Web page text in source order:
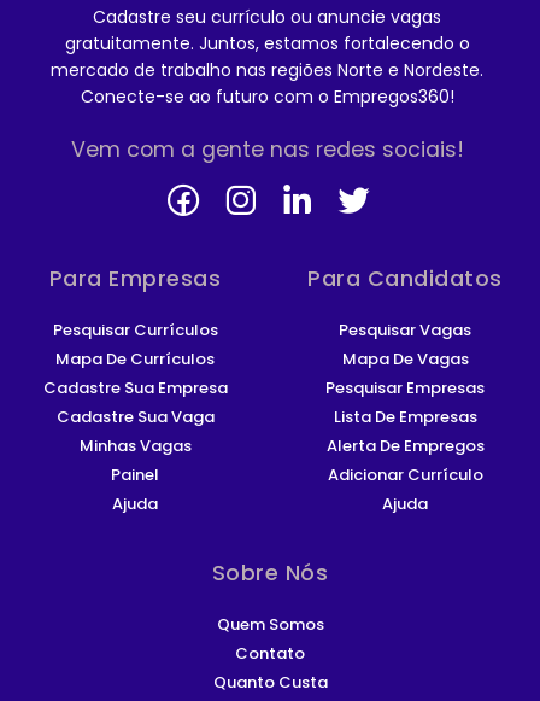
Cadastre seu currículo ou anuncie vagas
gratuitamente. Juntos, estamos fortalecendo o
mercado de trabalho nas regiões Norte e Nordeste.
Conecte-se ao futuro com o Empregos360!
Vem com a gente nas redes sociais!
Para Empresas
Pesquisar Currículos
Mapa De Currículos
Cadastre Sua Empresa
Cadastre Sua Vaga
Minhas Vagas
Painel
Ajuda
Para Candidatos
Pesquisar Vagas
Mapa De Vagas
Pesquisar Empresas
Lista De Empresas
Alerta De Empregos
Adicionar Currículo
Ajuda
Sobre Nós
Quem Somos
Contato
Quanto Custa